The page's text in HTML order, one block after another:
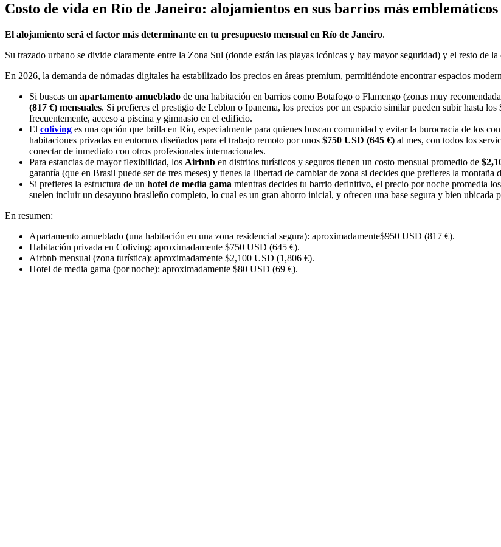
Costo de vida en Río de Janeiro: alojamientos en sus barrios más emblemáticos
El alojamiento será el factor más determinante en tu presupuesto mensual en Río de Janeiro.
Su trazado urbano se divide claramente entre la Zona Sul (donde están las playas icónicas y hay mayor seguridad) y el resto de
En 2026, la demanda de nómadas digitales ha estabilizado los precios en áreas premium, permitiéndote encontrar espacios
Si buscas un apartamento amueblado de una habitación en barrios como Botafogo o Flamengo (zonas muy
(817 €) mensuales. Si prefieres el prestigio de Leblon o Ipanema, los precios por un espacio similar pueden subir hasta
frecuentemente, acceso a piscina y gimnasio en el edificio.
El coliving es una opción que brilla en Río, especialmente para quienes buscan comunidad y evitar la burocracia de los
habitaciones privadas en entornos diseñados para el trabajo remoto por unos $750 USD (645 €) al mes, con todos los
conectar de inmediato con otros profesionales internacionales.
Para estancias de mayor flexibilidad, los Airbnb en distritos turísticos y seguros tienen un costo mensual promedio de
garantía (que en Brasil puede ser de tres meses) y tienes la libertad de cambiar de zona si decides que prefieres la montaña
Si prefieres la estructura de un hotel de media gama mientras decides tu barrio definitivo, el precio por noche promedia los
suelen incluir un desayuno brasileño completo, lo cual es un gran ahorro inicial, y ofrecen una base segura y bien ubicada
En resumen:
Apartamento amueblado (una habitación en una zona residencial segura): aproximadamente$950 USD (817 €).
Habitación privada en Coliving: aproximadamente $750 USD (645 €).
Airbnb mensual (zona turística): aproximadamente $2,100 USD (1,806 €).
Hotel de media gama (por noche): aproximadamente $80 USD (69 €).